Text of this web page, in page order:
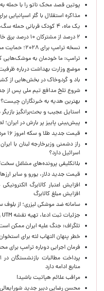
پوتین قصد محک ناتو را با حمله
مذاکره استقلال با گلر اسپانیایی
یک ماه، ۴ کودک قربانی حمله سگ‌ها در سنندج / چرا حوادث تکرار می‌شود؟
۲ درصد از مشترکان ۱۰ درصد برق خانگی را مصرف می‌کنند!
نسخه ترامپ برای ۲۰۲۸؛ حمایت محرمانه از نامزدی جی‌دی ونس
ترامپ: ما خودمان به موشک‌هایی
موضع وزارت بهداشت درباره ظرفیت
باد و گردوخاک در بخش‌هایی از
شروع تلخ مدافع تیم ملی پس از
بهترین هدیه به خبرنگاران چیست؟
استایل عجیب و بحث‌برانگیز بازیگر
پیش‌بینی پاییز پر بارش در ایران؛
قیمت جدید طلا و سکه امروز ۱۶ مردادماه ۱۴۰۵/ جدول
راز دشمنی وزیرخارجه لبنان با
اسرائیل دارد؟
بلاتکلیفی پرونده‌های مشاغل
قیمت جدید دلار، یورو و سایر ارزها امروز ۱۶ مردادماه
افزایش اعتبار کالابرگ
افزایش مبلغ کالابرگ
سامانه ضد موشکی لیزری؛ از بلوف
جزئیات ثبت ادعا، تهیه نقشه UTM و ارائه مادر سند اعلام شد
تلگراف: جنگ علیه ایران ممکن
خطر پنهان التهاب لثه برای
فرمان اجرایی دوباره ترامپ
پرداخت مطالبات بازنشستگان در
منابع ادامه دارد
مراقب علائم هپاتیت باشید!
محسن رضایی دبیر جدید